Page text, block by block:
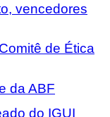
vencedores
de Ética
da ABF
do IGUI